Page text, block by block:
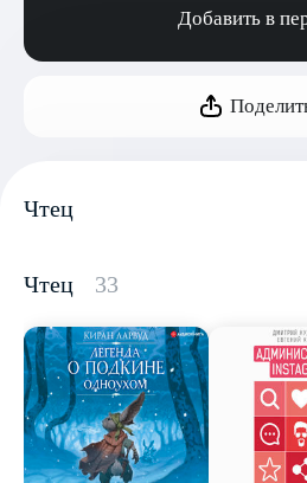
Добавить в
Чтец
Чтец 33